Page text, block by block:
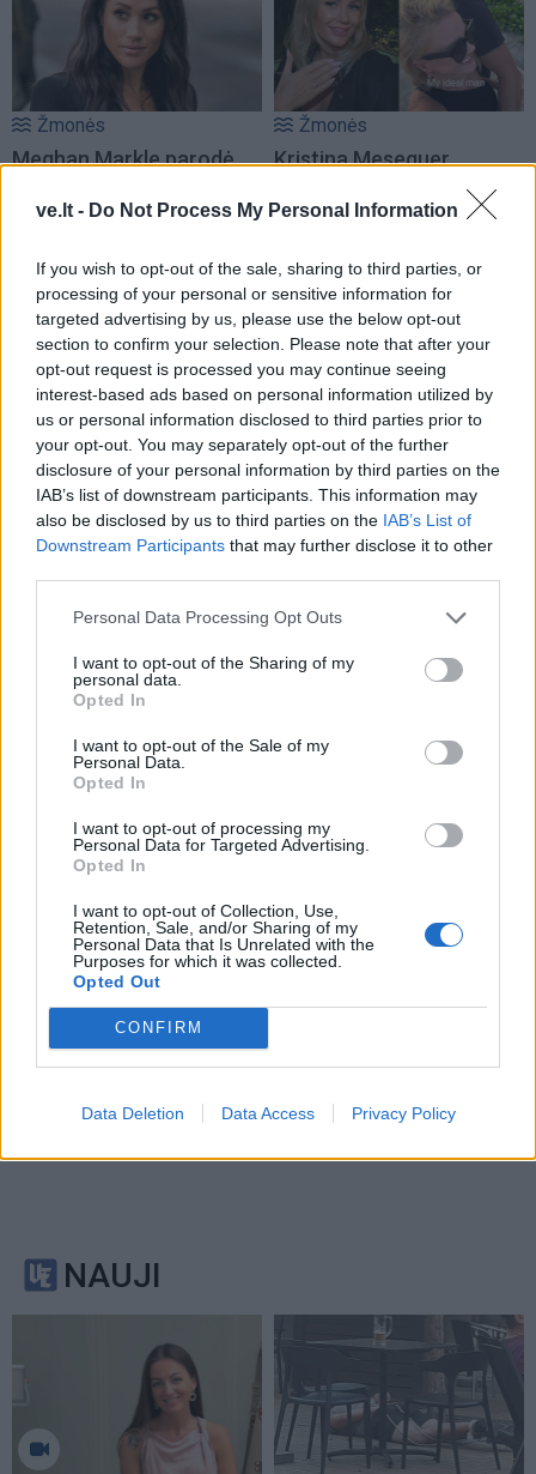
ve.lt - Do Not Process My Personal Information
If you wish to opt-out of the sale, sharing to third parties, or
processing of your personal or sensitive information for
targeted advertising by us, please use the below opt-out
section to confirm your selection. Please note that after your
opt-out request is processed you may continue seeing
interest-based ads based on personal information utilized by
us or personal information disclosed to third parties prior to
your opt-out. You may separately opt-out of the further
disclosure of your personal information by third parties on the
IAB’s list of downstream participants. This information may
also be disclosed by us to third parties on the IAB’s List of
Downstream Participants that may further disclose it to other
Personal Data Processing Opt Outs
I want to opt-out of the Sharing of my
personal data.
Opted In
I want to opt-out of the Sale of my
Personal Data.
Opted In
I want to opt-out of processing my
Personal Data for Targeted Advertising.
Opted In
I want to opt-out of Collection, Use,
Retention, Sale, and/or Sharing of my
Personal Data that Is Unrelated with the
Purposes for which it was collected.
Opted Out
CONFIRM
Data Deletion Data Access Privacy Policy
Žmonės
Meghan Markle parodė,
(nuotrauka)
Žmonės
Kristina Meseguer
nustebino: parodė naują
mylimąjį?
Žmonės
Skiriasi Seimo narys Linas
Jonauskas ir jo žmona
Evita: pora kreipėsi į
teismą
(1)
Žmonės
Paviešino nematytus
kadrus: Inga ir Aivaras
Stumbrai švenčia
ypatingą sukaktį
Žmonės
Tadas Juodsnukis
patirtį: to per jėgą
neištrinsi
Žmonės
nušautas garsus
nuomonės formuotojas
NAUJI